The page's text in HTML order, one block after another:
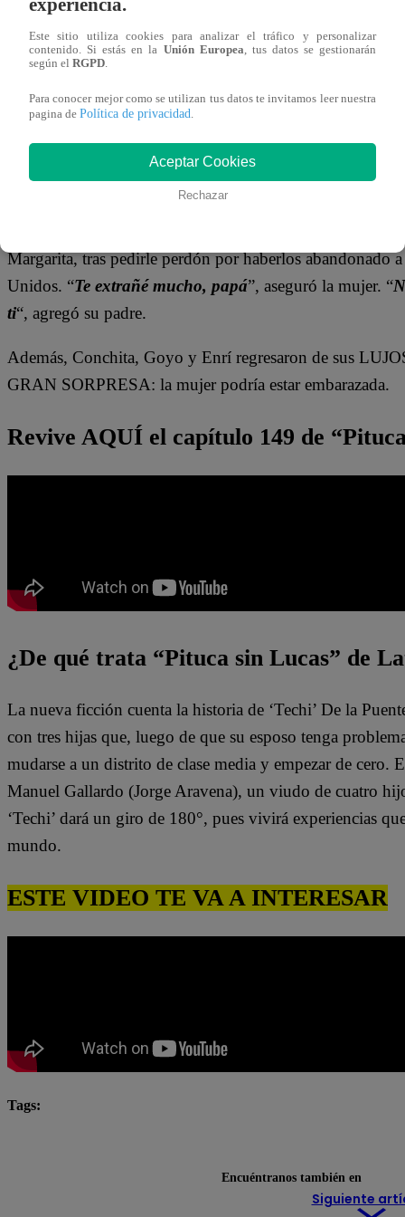
Margarita, tras pedirle perdón por haberlos abandonado
Unidos. “Te extrañé mucho, papá”, aseguró la mujer. “
ti“, agregó su padre.
Además, Conchita, Goyo y Enrí regresaron de sus
GRAN SORPRESA: la mujer podría estar embarazada.
Revive AQUÍ el capítulo 149 de
¿De qué trata “Pituca sin Lucas” de
La nueva ficción cuenta la historia de ‘Techi’ De la
con tres hijas que, luego de que su esposo tenga
mudarse a un distrito de clase media y empezar de cero.
Manuel Gallardo (Jorge Aravena), un viudo de cuatro
‘Techi’ dará un giro de 180°, pues vivirá experiencias
mundo.
ESTE VIDEO TE VA A INTERESAR
Tags:
Siguiente
experiencia.
Este sitio utiliza cookies para analizar el tráfico y personalizar
contenido. Si estás en la Unión Europea, tus datos se gestionarán
según el RGPD.
Para conocer mejor como se utilizan tus datos te invitamos leer nuestra
pagina de Política de privacidad.
Aceptar Cookies
Rechazar
Encuéntranos también en